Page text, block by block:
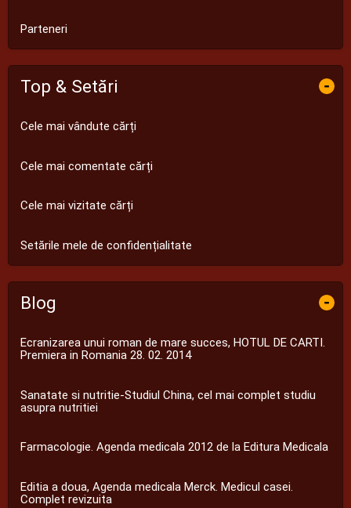
Parteneri
Top & Setări -
Cele mai vândute cărți
Cele mai comentate cărți
Cele mai vizitate cărți
Setările mele de confidențialitate
Blog -
Ecranizarea unui roman de mare succes, HOTUL DE CARTI.
Premiera in Romania 28. 02. 2014
Sanatate si nutritie-Studiul China, cel mai complet studiu
asupra nutritiei
Farmacologie. Agenda medicala 2012 de la Editura Medicala
Editia a doua, Agenda medicala Merck. Medicul casei.
Complet revizuita